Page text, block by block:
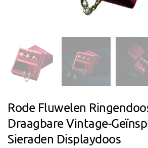
Rode Fluwelen
Draagbare Vintage-
Sieraden Displaydoos